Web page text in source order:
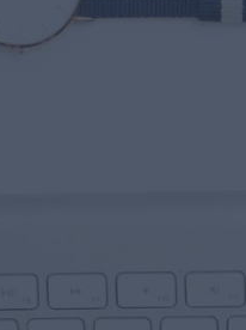
perfecto en